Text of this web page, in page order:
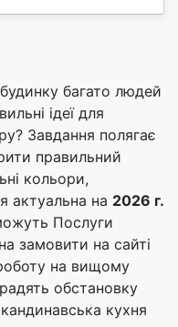
багато людей
ідеї для
Завдання полягає
правильний
кольори,
актуальна на 2026 г.
Послуги
замовити на сайті
на вищому
обстановку
кухня